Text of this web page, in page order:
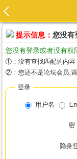
提示信息： 您没有
您没有登录或者没有权
①：没有查找匹配的内容
②：您还不是论坛会员,
登录
用户名
隐身